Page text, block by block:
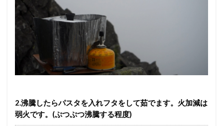
2.沸騰したらパスタを入れフタをして茹でます。火加減は
弱火です。(ぷつぷつ沸騰する程度)